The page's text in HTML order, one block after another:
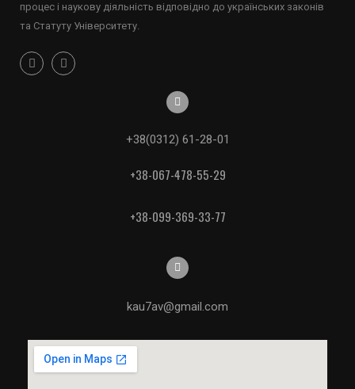
процес і наукову діяльність відповідно до українських законів
та Статуту Університету.
+38(0312) 61-28-01
+38-067-478-55-29
+38-099-369-33-77
kau7av@gmail.com